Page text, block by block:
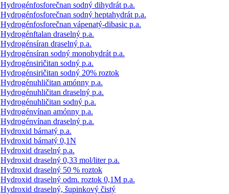
Hydrogénfosforečnan sodný dihydrát p.a.
Hydrogénfosforečnan sodný heptahydrát p.a.
Hydrogénfosforečnan vápenatý-dibasic p.a.
Hydrogénftalan draselný p.a.
Hydrogénsíran draselný p.a.
Hydrogénsíran sodný monohydrát p.a.
Hydrogénsiričitan sodný p.a.
Hydrogénsiričitan sodný 20% roztok
Hydrogénuhličitan amónny p.a.
Hydrogénuhličitan draselný p.a.
Hydrogénuhličitan sodný p.a.
Hydrogénvínan amónny p.a.
Hydrogénvínan draselný p.a.
Hydroxid bárnatý p.a.
Hydroxid bárnatý 0,1N
Hydroxid draselný p.a.
Hydroxid draselný 0,33 mol/liter p.a.
Hydroxid draselný 50 % roztok
Hydroxid draselný odm. roztok 0,1M p.a.
Hydroxid draselný, šupinkový čistý